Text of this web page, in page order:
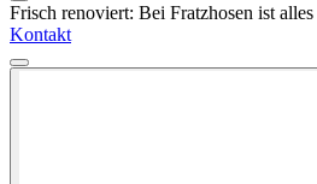
Frisch renoviert: Bei Fratzhosen ist
Kontakt